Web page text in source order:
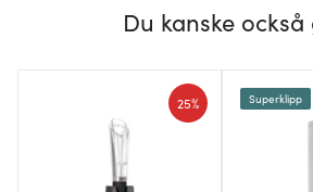
Du kanske
25% Superklipp